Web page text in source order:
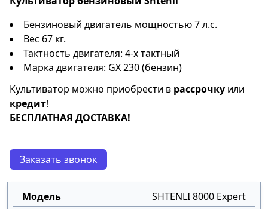
Бензиновый двигатель мощностью 7 л.с.
Вес 67 кг.
Тактность двигателя: 4-х тактный
Марка двигателя: GX 230 (бензин)
Культиватор можно приобрести в рассрочку или
кредит!
БЕСПЛАТНАЯ ДОСТАВКА!
Заказать звонок
SHTENLI 8000 Expert